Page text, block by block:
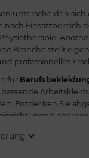
unterscheiden
Einsatzbereich
Branche stellt
professionelles
für
Entdecken Sie